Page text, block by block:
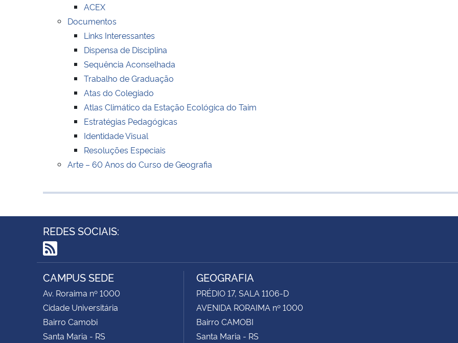
ACEX
Documentos
Links Interessantes
Dispensa de Disciplina
Sequência Aconselhada
Trabalho de Graduação
Atas do Colegiado
Atlas Climático da Estação Ecológica do Taim
Estratégias Pedagógicas
Identidade Visual
Resoluções Especiais
Arte – 60 Anos do Curso de Geografia
REDES SOCIAIS:
RSS
CAMPUS SEDE
Av. Roraima nº 1000
Cidade Universitária
Bairro Camobi
Santa Maria - RS
GEOGRAFIA
PRÉDIO 17, SALA 1106-D
AVENIDA RORAIMA nº 1000
Bairro CAMOBI
Santa Maria - RS